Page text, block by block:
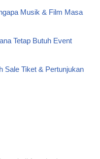
Musik & Film Masa
Tetap Butuh Event
Sale Tiket & Pertunjukan